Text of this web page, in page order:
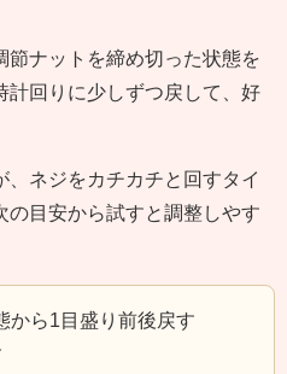
節ナットを締め切った状態を
計回りに少しずつ戻して、好
、ネジをカチカチと回すタイ
の目安から試すと調整しやす
から1目盛り前後戻す